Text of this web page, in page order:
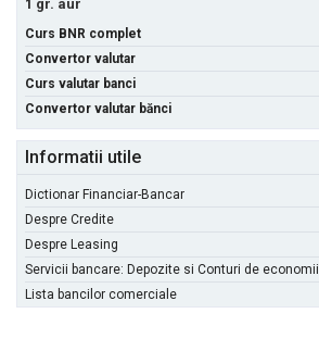
1 gr. aur
Curs BNR complet
Convertor valutar
Curs valutar banci
Convertor valutar bănci
Informatii utile
Dictionar Financiar-Bancar
Despre Credite
Despre Leasing
Servicii bancare: Depozite si Conturi de economii
Lista bancilor comerciale